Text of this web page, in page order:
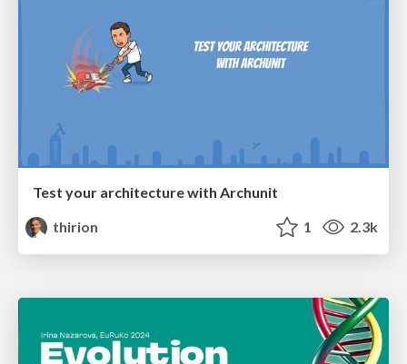
Test your architecture with Archunit
thirion
1 2.3k